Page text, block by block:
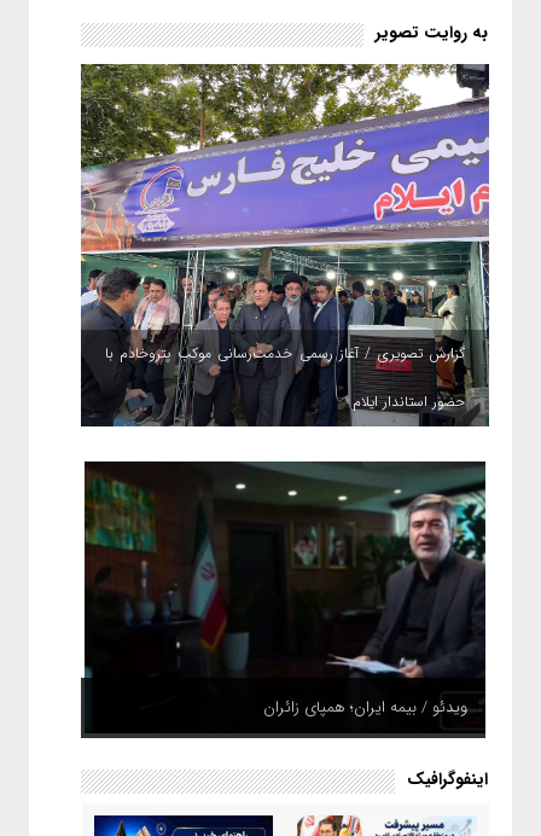
به روایت تصویر
گزارش تصویری / آغاز رسمی خدمت‌رسانی موکب پتروخادم با
حضور استاندار ایلام
ویدئو / بیمه ایران؛ همپای زائران
اینفوگرافیک